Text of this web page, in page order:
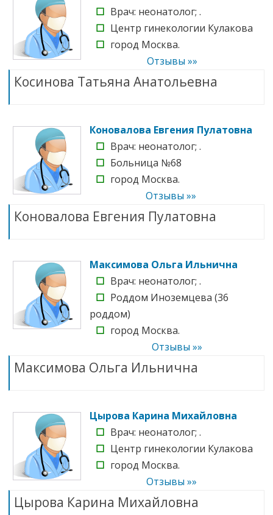
☐ Врач: неонатолог; .
☐ Центр гинекологии Кулакова
☐ город Москва.
Отзывы »»
Косинова Татьяна Анатольевна
Коновалова Евгения Пулатовна
☐ Врач: неонатолог; .
☐ Больница №68
☐ город Москва.
Отзывы »»
Коновалова Евгения Пулатовна
Максимова Ольга Ильнична
☐ Врач: неонатолог; .
☐ Роддом Иноземцева (36
роддом)
☐ город Москва.
Отзывы »»
Максимова Ольга Ильнична
Цырова Карина Михайловна
☐ Врач: неонатолог; .
☐ Центр гинекологии Кулакова
☐ город Москва.
Отзывы »»
Цырова Карина Михайловна